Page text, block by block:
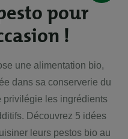
pour
!
une alimentation bio,
dans sa conserverie du
privilégie les ingrédients
Découvrez 5 idées
leurs pestos bio au